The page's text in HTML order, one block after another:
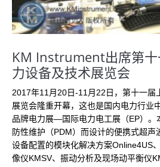
KM Instrument出席第十
力设备及技术展览会
2017年11月20日-11月22日，第十一届
展览会隆重开幕，这也是国内电力行业
品牌电力展—国际电力电工展（EP）。
防性维护（PDM）而设计的便携式超
设备配置的模块化解决方案Online4US
像仪KMSV、振动分析及现场动平衡仪